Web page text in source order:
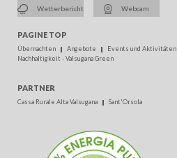
Wetterbericht Webcam
PAGINE TOP
Übernachten Angebote Events und Aktivitäten
Nachhaltigkeit - Valsugana Green
PARTNER
Cassa Rurale Alta Valsugana Sant'Orsola